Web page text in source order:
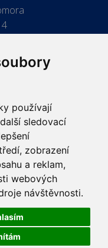
používají
sledovací
zobrazení
a reklam,
webových
návštěvnosti.